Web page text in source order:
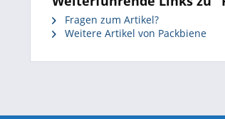
Fragen zum Artikel?
Weitere Artikel von Packbiene